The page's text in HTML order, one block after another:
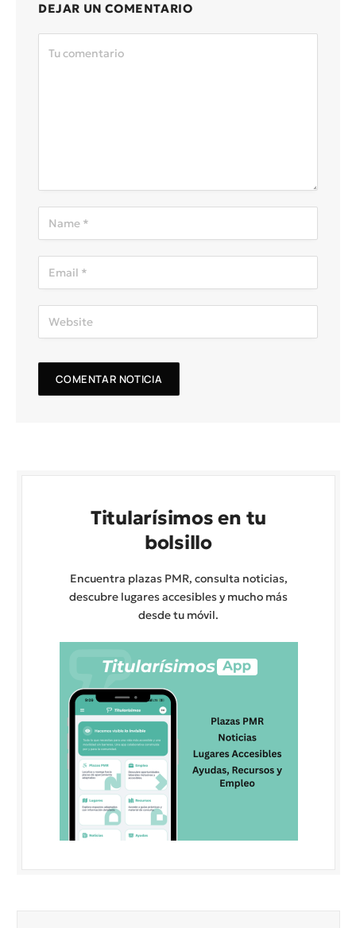
DEJAR UN COMENTARIO
Titularísimos en tu
bolsillo
Encuentra plazas PMR, consulta noticias,
descubre lugares accesibles y mucho más
desde tu móvil.